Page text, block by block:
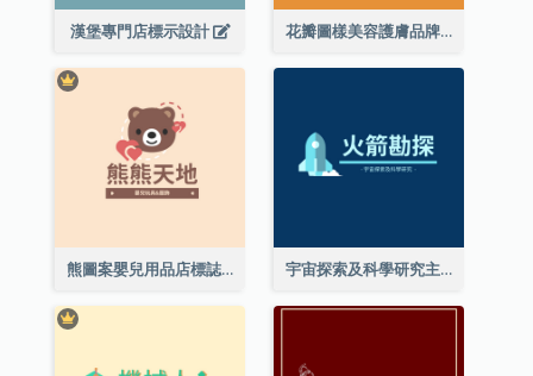
漢堡專門店標示設計 花瓣圖樣美容護膚品牌標誌
熊圖案嬰兒用品店標誌 宇宙探索及科學研究主題標誌設計